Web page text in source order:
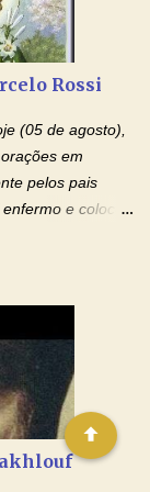
é difícil, duro
mais fácil e
digna de tua
a teu unigênito
e exemplos
Rossi
(05 de agosto),
em
pelos pais
e colocou
Como foi
homenagens
nos pais
ENFERMOS!
pelos nossos
pais que